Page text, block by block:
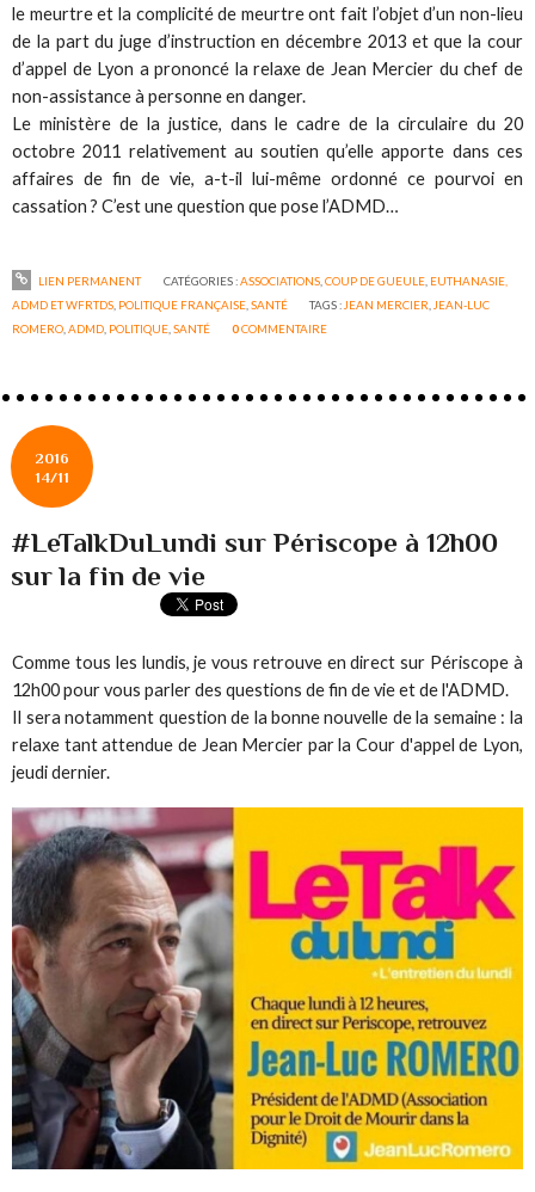
le meurtre et la complicité de meurtre ont fait l’objet d’un non-lieu
de la part du juge d’instruction en décembre 2013 et que la cour
d’appel de Lyon a prononcé la relaxe de Jean Mercier du chef de
non-assistance à personne en danger.
Le ministère de la justice, dans le cadre de la circulaire du 20
octobre 2011 relativement au soutien qu’elle apporte dans ces
affaires de fin de vie, a-t-il lui-même ordonné ce pourvoi en
cassation ? C’est une question que pose l’ADMD…
LIEN PERMANENT CATÉGORIES :ASSOCIATIONS, COUP DE GUEULE, EUTHANASIE,
ADMD ET WFRTDS POLITIQUE FRANÇAISE ,SANTÉ TAGS : JEAN MERCIER JEAN-LUC
ROMERO ,ADMD POLITIQUE ,SANTÉ 0COMMENTAIRE
2016
14/11
#LeTalkDuLundi sur Périscope à 12h00
sur la fin de vie
Comme tous les lundis, je vous retrouve en direct sur Périscope à
12h00 pour vous parler des questions de fin de vie et de l'ADMD.
Il sera notamment question de la bonne nouvelle de la semaine : la
relaxe tant attendue de Jean Mercier par la Cour d'appel de Lyon,
jeudi dernier.